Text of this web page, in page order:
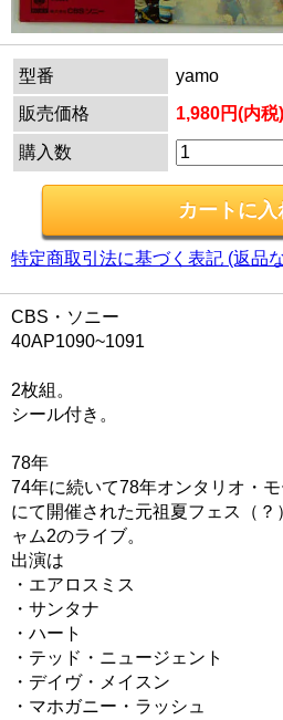
型番
yamo
販売価格
1,980円(内税)
購入数
特定商取引法に基づく表記 (返品
CBS・ソニー
40AP1090~1091
2枚組。
シール付き。
78年
74年に続いて78年オンタリオ・
にて開催された元祖夏フェス（
ャム2のライブ。
出演は
・エアロスミス
・サンタナ
・ハート
・テッド・ニュージェント
・デイヴ・メイスン
・マホガニー・ラッシュ